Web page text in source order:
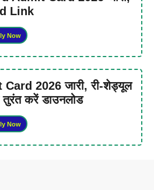
Link
Now
2026 जारी, री-शेड्यूल
तुरंत करें डाउनलोड
Now